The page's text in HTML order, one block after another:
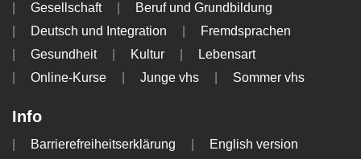
Gesellschaft
Beruf und Grundbildung
Deutsch und Integration
Fremdsprachen
Gesundheit
Kultur
Lebensart
Online-Kurse
Junge vhs Sommer vhs
Info
Barrierefreiheitserklärung
English version